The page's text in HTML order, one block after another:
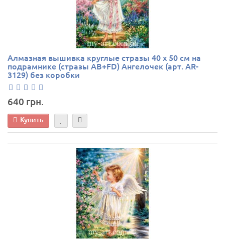
Алмазная вышивка круглые стразы 40 х 50 см на
подрамнике (стразы AB+FD) Ангелочек (арт. AR-
3129) без коробки
640 грн.
Купить